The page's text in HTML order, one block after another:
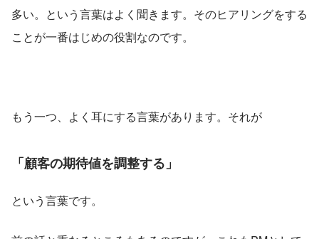
多い。という言葉はよく聞きます。そのヒアリングをする
ことが一番はじめの役割なのです。
もう一つ、よく耳にする言葉があります。それが
「顧客の期待値を調整する」
という言葉です。